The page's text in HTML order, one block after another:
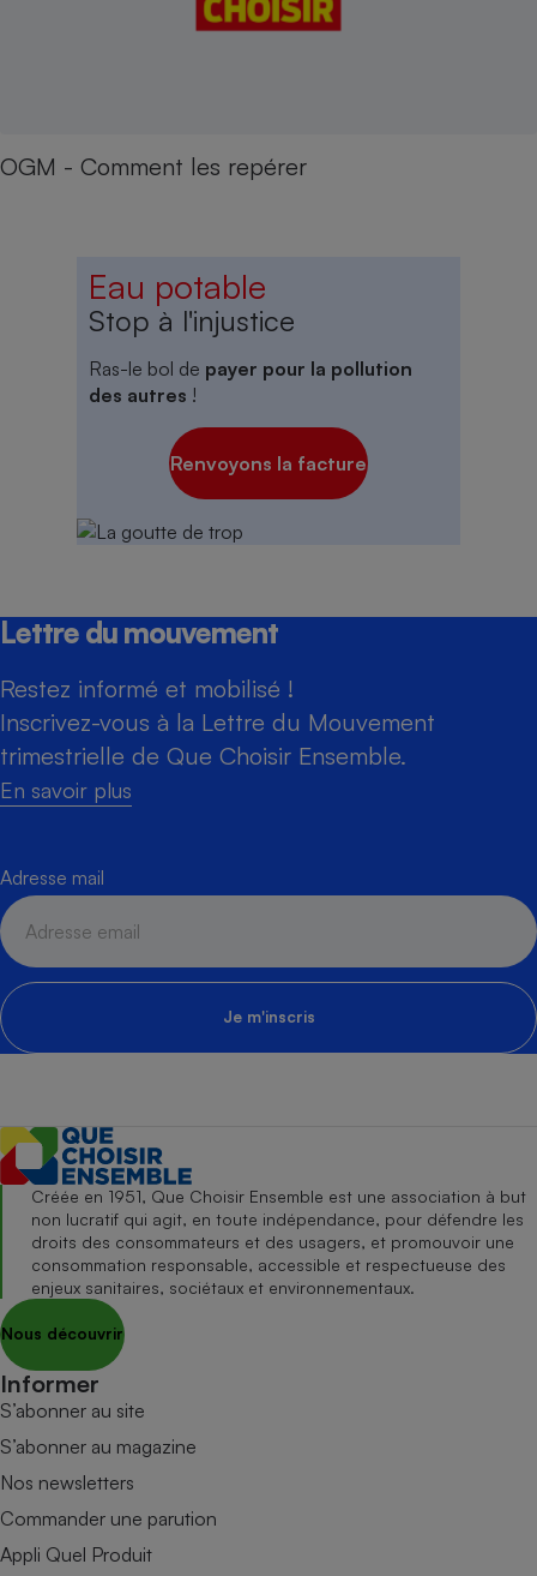
OGM - Comment les repérer
Eau potable
Stop à l'injustice
Ras-le bol de payer pour la pollution
des autres !
Renvoyons la facture
Lettre du mouvement
Restez informé et mobilisé !
Inscrivez-vous à la Lettre du Mouvement
trimestrielle de Que Choisir Ensemble.
En savoir plus
Adresse mail
Je m'inscris
Créée en 1951, Que Choisir Ensemble est une association à but
non lucratif qui agit, en toute indépendance, pour défendre les
droits des consommateurs et des usagers, et promouvoir une
consommation responsable, accessible et respectueuse des
enjeux sanitaires, sociétaux et environnementaux.
Nous découvrir
Informer
S’abonner au site
S’abonner au magazine
Nos newsletters
Commander une parution
Appli Quel Produit